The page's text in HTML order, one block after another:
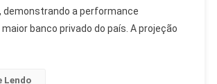
R$
12,4
demonstrando a performance
banco privado do país. A projeção
Lendo